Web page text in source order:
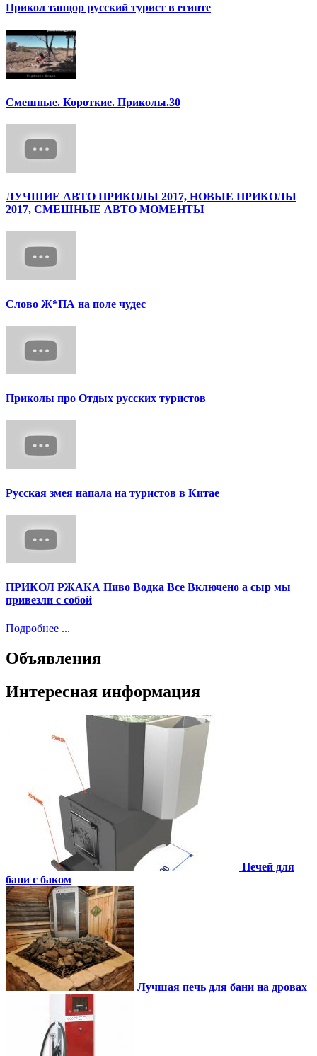
Прикол танцор русский турист в египте
Смешные. Короткие. Приколы.30
ЛУЧШИЕ АВТО ПРИКОЛЫ 2017, НОВЫЕ ПРИКОЛЫ
2017, СМЕШНЫЕ АВТО МОМЕНТЫ
Слово Ж*ПА на поле чудес
Приколы про Отдых русских туристов
Русская змея напала на туристов в Китае
ПРИКОЛ РЖАКА Пиво Водка Все Включено а сыр мы
привезли с собой
Подробнее ...
Объявления
Интересная информация
Печей для
бани с баком
Лучшая печь для бани на дровах